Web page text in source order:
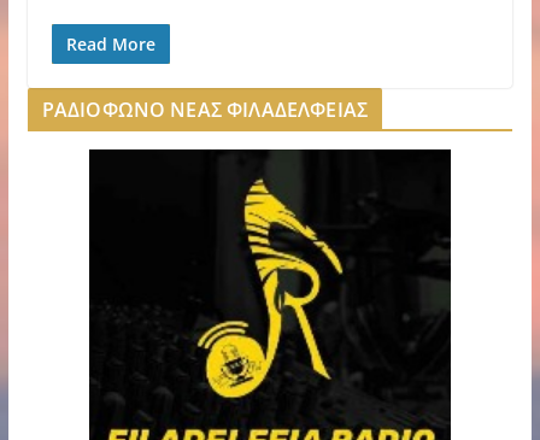
Read More
ΡΑΔΙΟΦΩΝΟ ΝΕΑΣ ΦΙΛΑΔΕΛΦΕΙΑΣ